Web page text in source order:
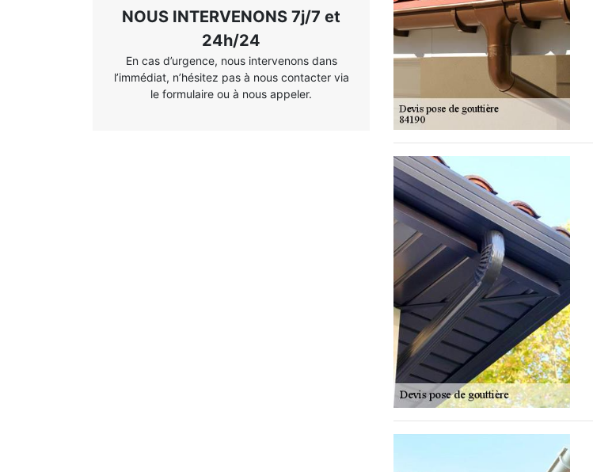
NOUS INTERVENONS 7j/7 et
24h/24
En cas d’urgence, nous intervenons dans
l’immédiat, n’hésitez pas à nous contacter via
le formulaire ou à nous appeler.